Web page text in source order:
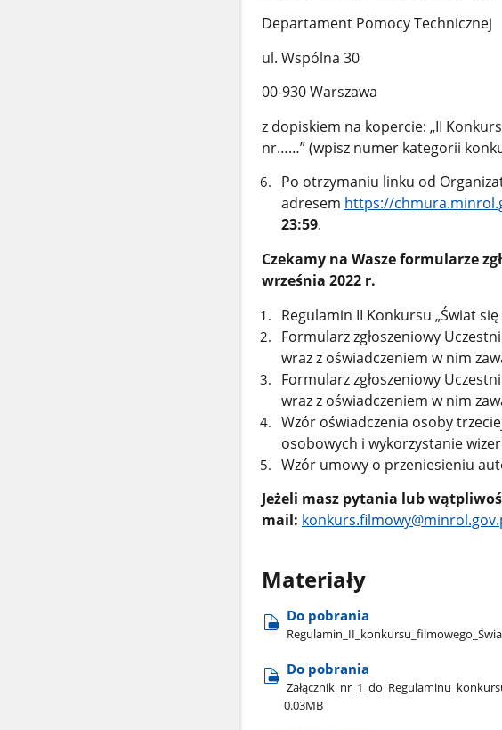
Departament Pomocy Technicznej
ul. Wspólna 30
00-930 Warszawa
z dopiskiem na kopercie: „II
nr……” (wpisz numer kategorii
Po otrzymaniu linku od
adresem https://
23:59.
Czekamy na Wasze formularze
września 2022 r.
Regulamin II Konkursu „Świat się
Formularz zgłoszeniowy
wraz z oświadczeniem w nim
Formularz zgłoszeniowy
wraz z oświadczeniem w nim
Wzór oświadczenia osoby
osobowych i wykorzystanie
Wzór umowy o przeniesieniu
Jeżeli masz pytania lub
mail:
Materiały
Do pobrania
Do pobrania
0.03MB